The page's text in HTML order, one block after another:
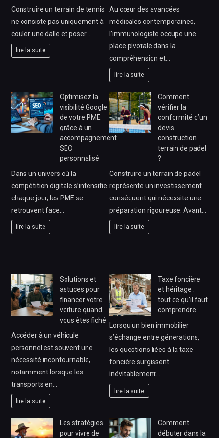
Construire un terrain de tennis
ne consiste pas uniquement à
couler une dalle et poser…
lire la suite
Au cœur des avancées
médicales contemporaines,
l’immunologiste occupe une
place pivotale dans la
compréhension et…
lire la suite
Optimisez la
visibilité Google
de votre PME
grâce à un
accompagnement
SEO
personnalisé
Dans un univers où la
compétition digitale s’intensifie
chaque jour, les PME se
retrouvent face…
lire la suite
Comment
vérifier la
conformité d’un
devis
construction
terrain de padel
?
Construire un terrain de padel
représente un investissement
conséquent qui nécessite une
préparation rigoureuse. Avant…
lire la suite
Solutions et
astuces pour
financer votre
voiture quand
vous êtes fiché
Accéder à un véhicule
personnel est souvent une
nécessité incontournable,
notamment lorsque les
transports en…
lire la suite
Taxe foncière
et héritage :
tout ce qu’il faut
comprendre
Lorsqu’un bien immobilier
s’échange entre générations,
les questions liées à la taxe
foncière surgissent
inévitablement…
lire la suite
Les stratégies
pour vivre de
Comment
débuter dans la